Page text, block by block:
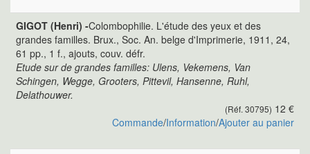
GIGOT (Henri) -Colombophilie. L'étude des yeux et des
grandes familles. Brux., Soc. An. belge d'Imprimerie, 1911, 24,
61 pp., 1 f., ajouts, couv. défr.
Etude sur de grandes familles: Ulens, Vekemens, Van
Schingen, Wegge, Grooters, Pittevil, Hansenne, Ruhl,
Delathouwer.
(Réf. 30795) 12 €
Commande/Information/Ajouter au panier